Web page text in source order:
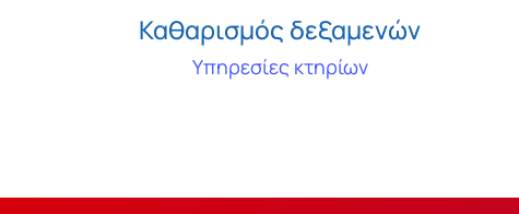
Καθαρισμός δεξαμενών
Υπηρεσίες κτηρίων